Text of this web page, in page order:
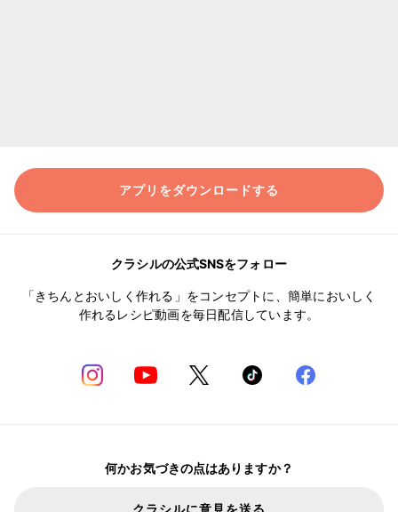
アプリをダウンロードする
クラシルの公式SNSをフォロー
「きちんとおいしく作れる」をコンセプトに、簡単においしく
作れるレシピ動画を毎日配信しています。
何かお気づきの点はありますか？
クラシルに意見を送る